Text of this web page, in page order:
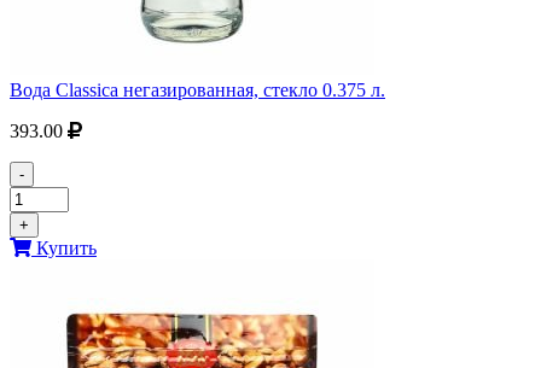
Вода Classica негазированная, стекло 0.375 л.
393.00
-
+
Купить